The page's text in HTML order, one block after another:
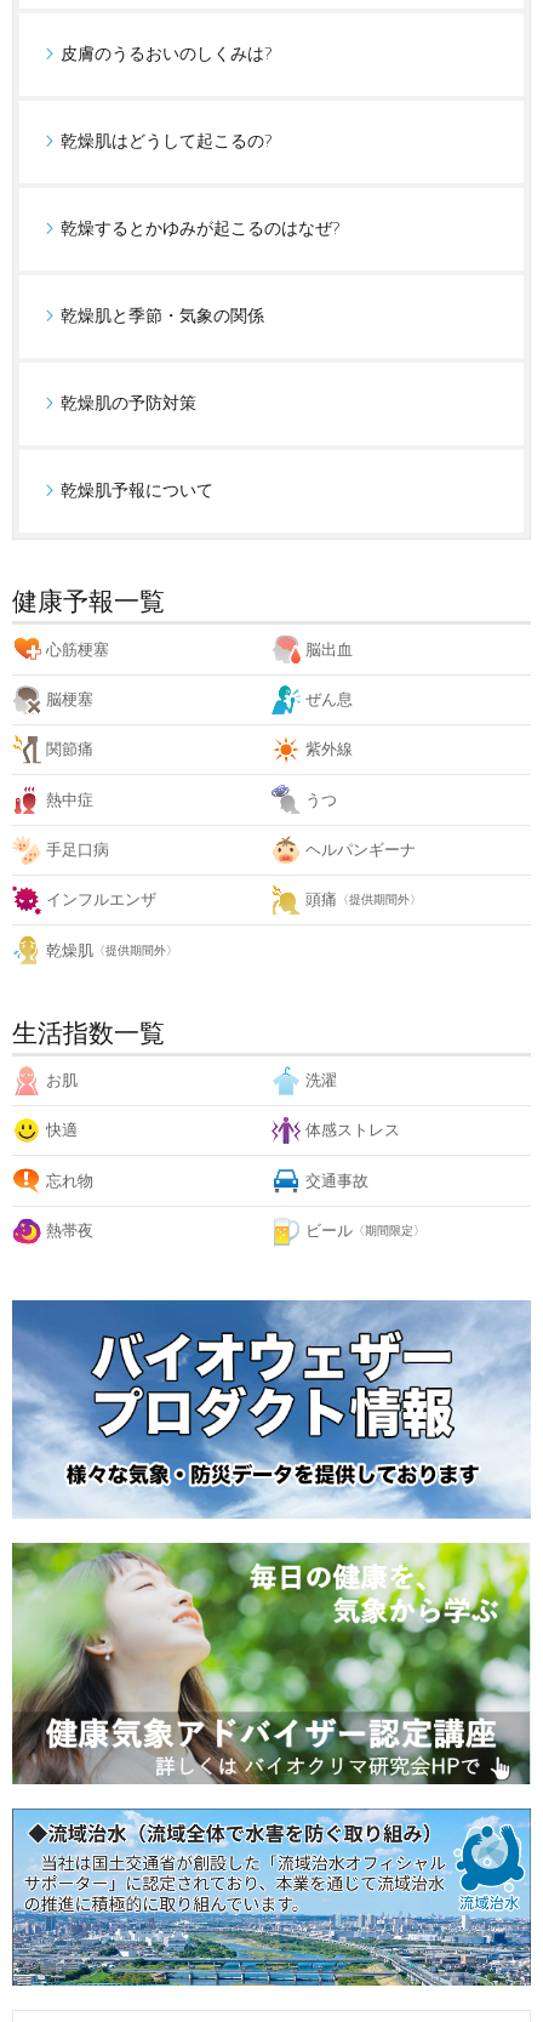
皮膚のうるおいのしくみは?
乾燥肌はどうして起こるの?
乾燥するとかゆみが起こるのはなぜ?
乾燥肌と季節・気象の関係
乾燥肌の予防対策
乾燥肌予報について
健康予報一覧
心筋梗塞 脳出血
脳梗塞 ぜん息
関節痛 紫外線
熱中症 うつ
手足口病 ヘルパンギーナ
インフルエンザ 頭痛 〈提供期間外〉
乾燥肌 〈提供期間外〉
生活指数一覧
お肌 洗濯
快適 体感ストレス
忘れ物 交通事故
熱帯夜 ビール 〈期間限定〉